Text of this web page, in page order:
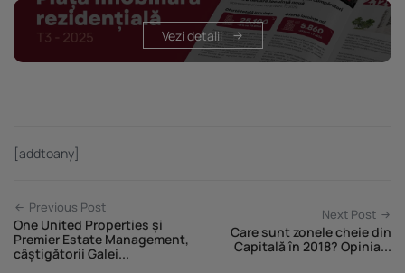
Vezi detalii
[addtoany]
Previous Post
One United Properties și
Premier Estate Management,
câștigătorii Galei...
Next Post
Care sunt zonele cheie din
Capitală în 2018? Opinia...